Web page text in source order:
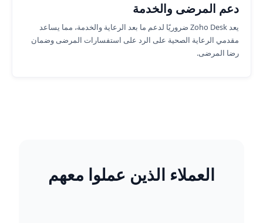
دعم المرضى والخدمة
يعد Zoho Desk ضروريًا لدعم ما بعد الرعاية والخدمة، مما يساعد
مقدمي الرعاية الصحية على الرد على استفسارات المرضى وضمان
رضا المرضى.
العملاء الذين عملوا معهم